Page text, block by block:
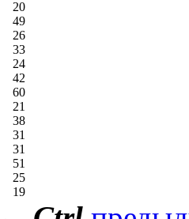
20
49
26
33
24
42
60
21
38
31
31
51
25
19